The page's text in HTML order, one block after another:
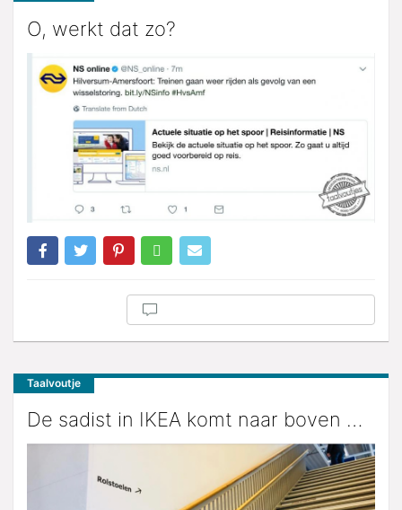
O, werkt dat zo?
Taalvoutje
De sadist in IKEA komt naar boven …